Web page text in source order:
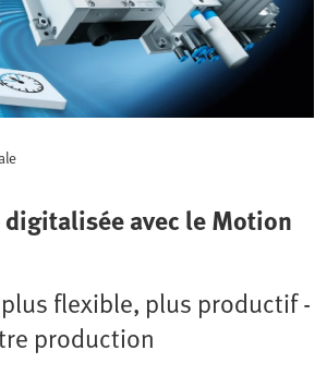
avec le Motion
flexible, plus productif -
production